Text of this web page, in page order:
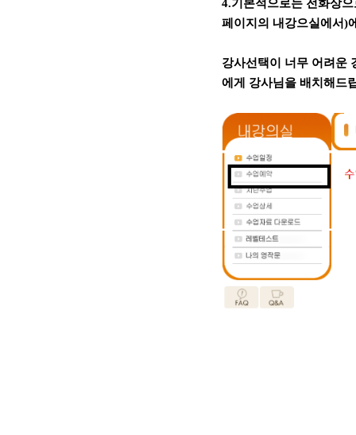
4.기본적으로는 전화상
페이지의 내강으실에서)
강사선택이 너무 어려운
에게 강사님을 배치해드